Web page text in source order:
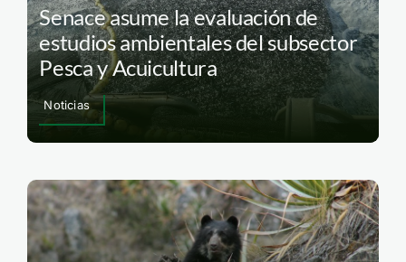
Senace asume la evaluación de
estudios ambientales del subsector
Pesca y Acuicultura
Noticias